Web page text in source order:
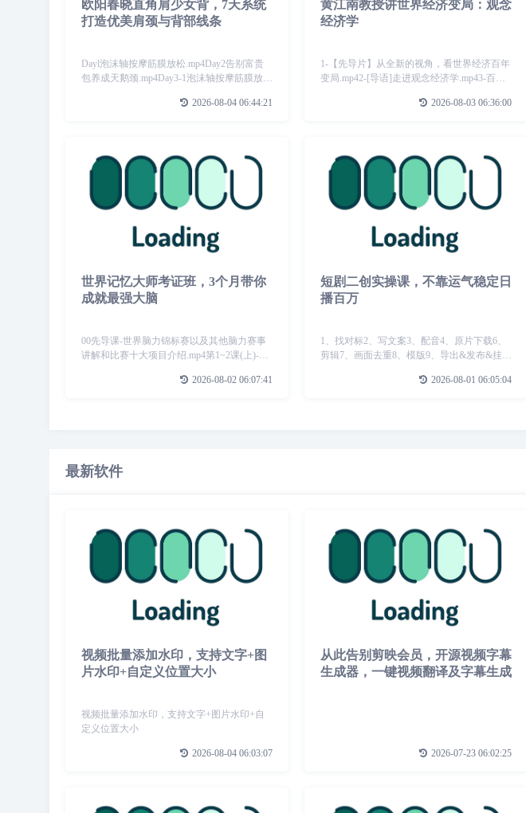
欧阳春晓直角肩少女背，7天系统
打造优美肩颈与背部线条
Dayl泡沫轴按摩筋膜放松.mp4Day2告别富贵
包养成天鹅颈.mp4Day3-1泡沫轴按摩筋膜放松
伸.mp4Day4柔韧脊柱保养瑜伽.mp4Day5肩颈
2026-08-04 06:44:21
黄江南教授讲世界经济变局：观念
经济学
1-【先导片】从全新的视角，看世界经济百年
变局.mp42-[导语]走进观念经济学.mp43-百年
百年未有之大变局一从实体经济到数字经
2026-08-03 06:36:00
世界记忆大师考证班，3个月带你
成就最强大脑
00先导课-世界脑力锦标赛以及其他脑力赛事
讲解和比赛十大项目介绍.mp4第1~2课(上)-全
训练(第一周).mp4第1~2课(下)-全面解析常用
2026-08-02 06:07:41
短剧二创实操课，不靠运气稳定日
播百万
1、找对标2、写文案3、配音4、原片下载6、
剪辑7、画面去重8、模版9、导出&发布&挂载
2026-08-01 06:05:04
最新软件
视频批量添加水印，支持文字+图
片水印+自定义位置大小
视频批量添加水印，支持文字+图片水印+自
定义位置大小
2026-08-04 06:03:07
从此告别剪映会员，开源视频字幕
生成器，一键视频翻译及字幕生成
2026-07-23 06:02:25